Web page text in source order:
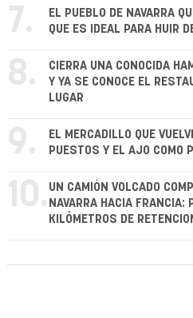
7.
EL PUEBLO DE NAVARRA
QUE ES IDEAL PARA HUIR
8.
CIERRA UNA CONOCIDA
Y YA SE CONOCE EL
LUGAR
9.
EL MERCADILLO QUE
PUESTOS Y EL AJO COMO
10. UN CAMIÓN VOLCADO
NAVARRA HACIA FRANCIA:
KILÓMETROS DE